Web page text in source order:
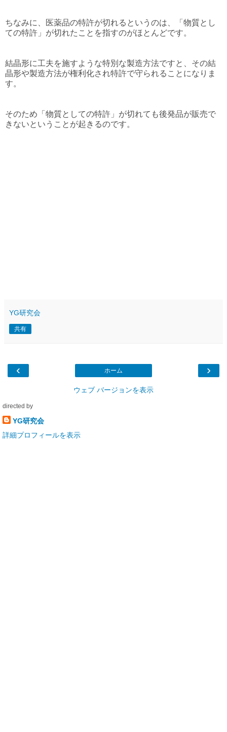
ちなみに、医薬品の特許が切れるというのは、「物質とし
ての特許」が切れたことを指すのがほとんどです。
結晶形に工夫を施すような特別な製造方法ですと、その結
晶形や製造方法が権利化され特許で守られることになりま
す。
そのため「物質としての特許」が切れても後発品が販売で
きないということが起きるのです。
YG研究会
共有
‹ ›
ホーム
ウェブ バージョンを表示
directed by
YG研究会
詳細プロフィールを表示